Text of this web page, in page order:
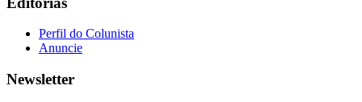
Perfil do Colunista
Anuncie
Newsletter